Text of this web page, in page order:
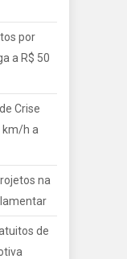
por
a R$ 50
Crise
km/h a
na
de